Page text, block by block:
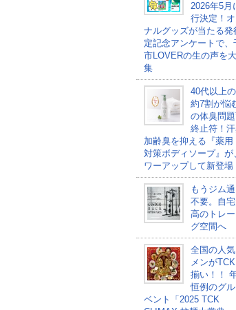
2026年5月
行決定！
ナルグッズが当たる発
定記念アンケートで、
市LOVERの生の声を
集
40代以上の
約7割が悩
の体臭問題
終止符！汗
加齢臭を抑える『薬用
対策ボディソープ』が
ワーアップして新登場
もうジム
不要。自
高のトレ
グ空間へ
全国の人
メンが
揃い！！
恒例のグ
ベント「2025 TCK